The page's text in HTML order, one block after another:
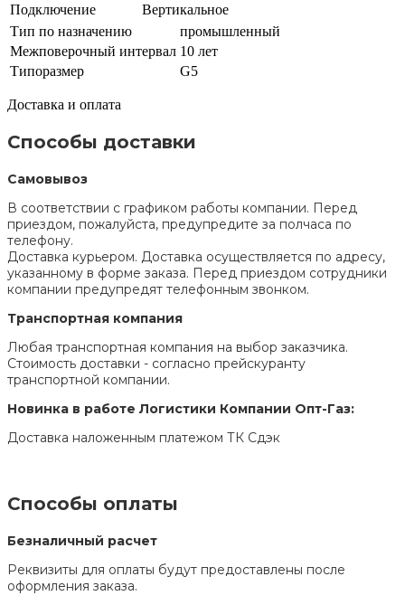
Подключение
Вертикальное
Тип по назначению
промышленный
Межповерочный интервал 10 лет
Типоразмер
G5
Доставка и оплата
Способы доставки
Самовывоз
В соответствии с графиком работы компании. Перед
приездом, пожалуйста, предупредите за полчаса по
телефону.
Доставка курьером. Доставка осуществляется по адресу,
указанному в форме заказа. Перед приездом сотрудники
компании предупредят телефонным звонком.
Транспортная компания
Любая транспортная компания на выбор заказчика.
Стоимость доставки - согласно прейскуранту
транспортной компании.
Новинка в работе Логистики Компании Опт-Газ:
Доставка наложенным платежом ТК Сдэк
Способы оплаты
Безналичный расчет
Реквизиты для оплаты будут предоставлены после
оформления заказа.